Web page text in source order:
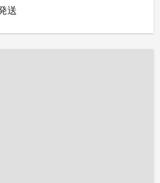
送